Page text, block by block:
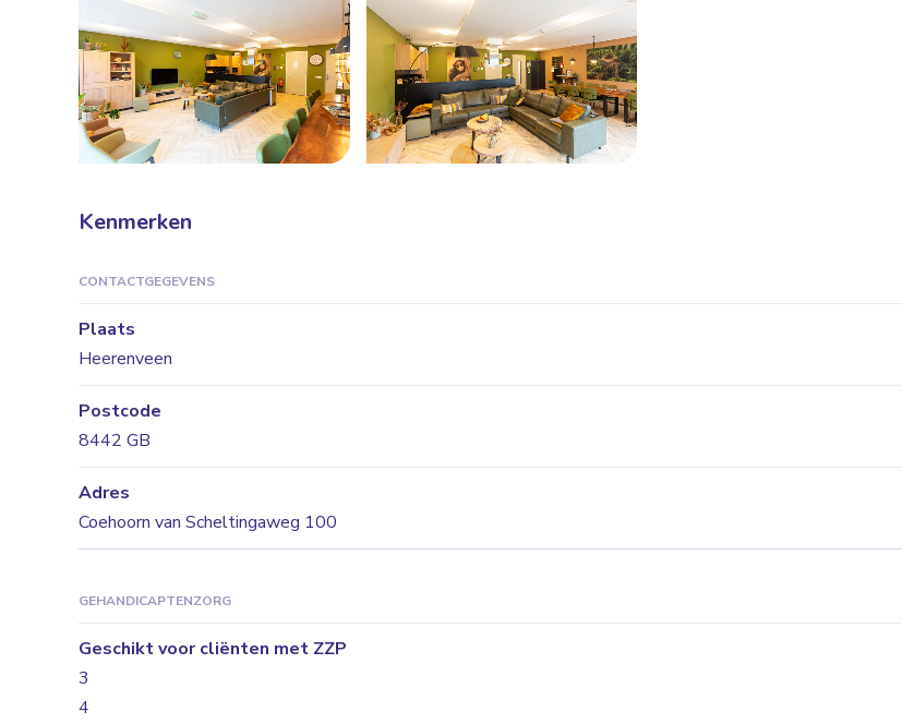
Kenmerken
CONTACTGEGEVENS
Plaats
Heerenveen
Postcode
8442 GB
Adres
Coehoorn van Scheltingaweg 100
GEHANDICAPTENZORG
Geschikt voor cliënten met ZZP
3
4